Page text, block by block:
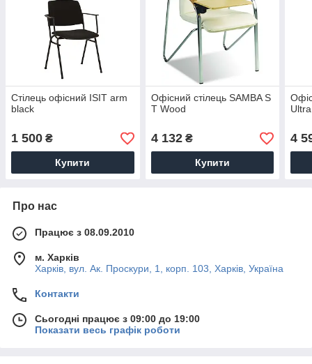
Стілець офісний ISIT arm
black
1 500 ₴
Купити
Офісний стілець SAMBA S
T Wood
4 132₴
Купити
4
Про нас
Працює з 08.09.2010
м. Харків
Харків, вул. Ак. Проскури, 1, корп. 103, Харків, Україна
Контакти
Сьогодні працює з 09:00 до 19:00
Показати весь графік роботи